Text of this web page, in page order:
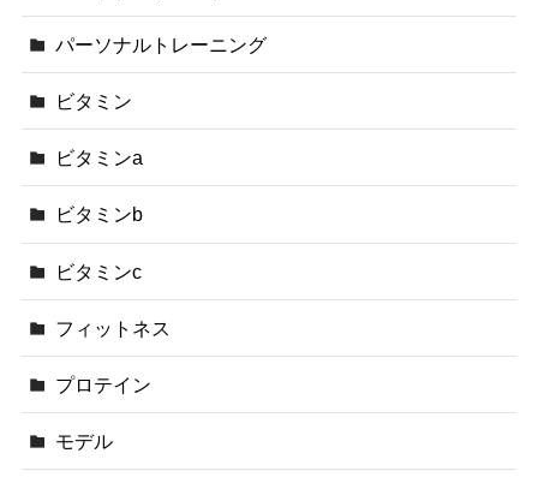
パーソナルトレーニング
ビタミン
ビタミンa
ビタミンb
ビタミンc
フィットネス
プロテイン
モデル